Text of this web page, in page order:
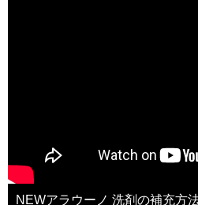
NEWアラウーノ 洗剤の補充方